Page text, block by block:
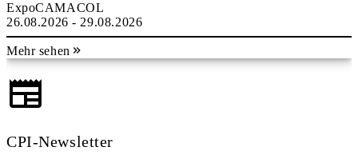
ExpoCAMACOL
26.08.2026 - 29.08.2026
Mehr sehen
CPI-Newsletter